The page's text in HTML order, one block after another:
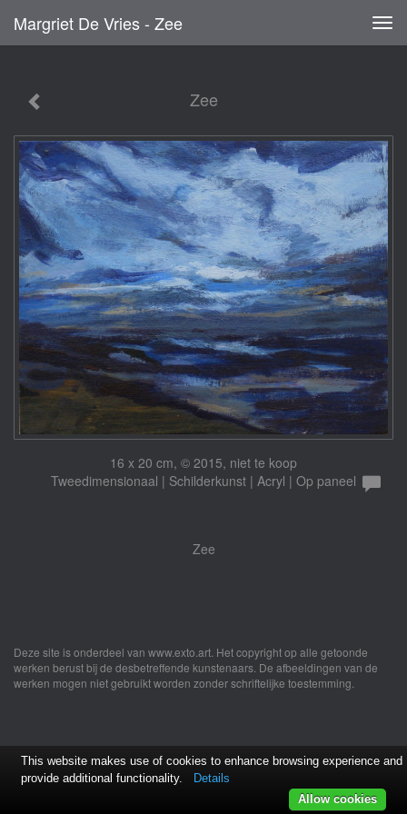
Margriet De Vries - Zee
Zee
16 x 20 cm, © 2015, niet te koop
Tweedimensionaal | Schilderkunst | Acryl | Op paneel
Zee
Deze site is onderdeel van www.exto.art . Het copyright op alle getoonde
werken berust bij de desbetreffende kunstenaars. De afbeeldingen van de
werken mogen niet gebruikt worden zonder schriftelijke toestemming.
This website makes use of cookies to enhance browsing experience and
provide additional functionality.
Details
Allow cookies